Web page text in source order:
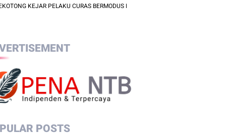
KEJAR PELAKU CURAS BERMODUS BANTUAN SEMBAKO, ISU PENCULIKAN
POSTS